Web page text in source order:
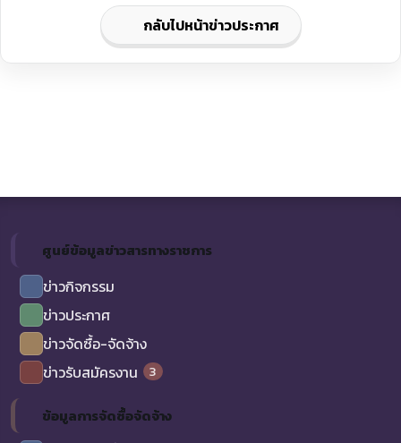
กลับไปหน้าข่าวประกาศ
ศูนย์ข้อมูลข่าวสารทางราชการ
ข่าวกิจกรรม
ข่าวประกาศ
ข่าวจัดซื้อ-จัดจ้าง
ข่าวรับสมัครงาน
3
ข้อมูลการจัดซื้อจัดจ้าง